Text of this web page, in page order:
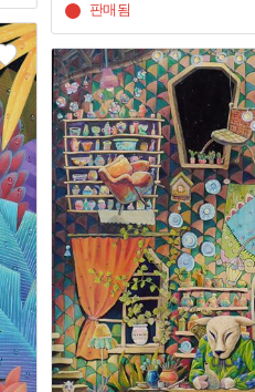
판매됨